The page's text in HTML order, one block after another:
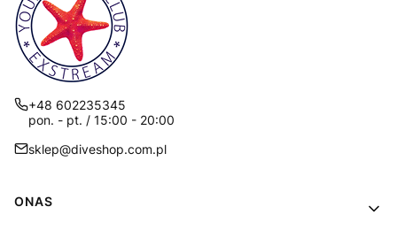
+48 602235345
pon. - pt. / 15:00 - 20:00
sklep@diveshop.com.pl
Linki w stopce
ONAS